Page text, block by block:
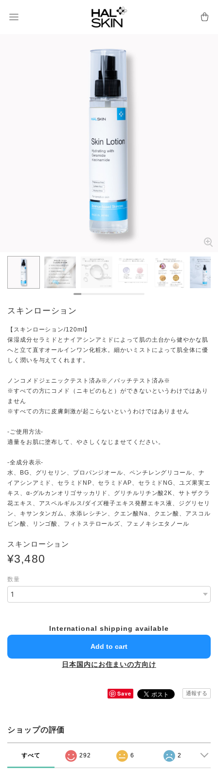
スキンローション
【スキンローション/120ml】
保湿成分セラミドとナイアシンアミドによって肌の土台から健やかな肌
へと立て直すオールインワン化粧水。細かいミストによって肌全体に優
しく潤いを与えてくれます。
ノンコメドジェニックテスト済み※／パッチテスト済み※
※すべての方にコメド（ニキビのもと）ができないというわけではあり
ません
※すべての方に皮膚刺激が起こらないというわけではありません
-ご使用方法-
適量をお肌に塗布して、やさしくなじませてください。
-全成分表示-
水、BG、グリセリン、プロパンジオール、ペンチレングリコール、ナ
イアシンアミド、セラミドNP、セラミドAP、セラミドNG、ユズ果実エ
キス、α-グルカンオリゴサッカリド、グリチルリチン酸2K、サトザクラ
花エキス、アスペルギルス/ダイズ種子エキス発酵エキス液、ジグリセリ
ン、キサンタンガム、水添レシチン、クエン酸Na、クエン酸、アスコル
ビン酸、リンゴ酸、フィトステロールズ、フェノキシエタノール
スキンローション
¥3,480
数量
International shipping available
Add to cart
日本国内にお住まいの方向け
Save 通報する
ショップの評価
すべて 292 6 2